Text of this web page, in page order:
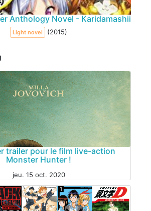
Anthology Novel - Karidamashii
Light novel (2015)
trailer pour le film live-action
Monster Hunter !
jeu. 15 oct. 2020